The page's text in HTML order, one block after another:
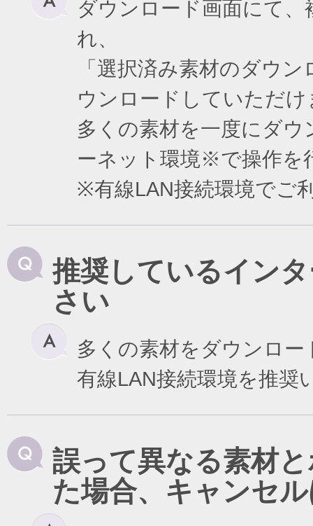
ダウンロード画面にて
れ、
「選択済み素材のダウ
ウンロードしていただけ
多くの素材を一度にダ
ーネット環境※で操作を
※有線LAN接続環境でご
推奨しているイン
さい
多くの素材をダウンロ
有線LAN接続環境を推奨
誤って異なる素材
た場合、キャンセ